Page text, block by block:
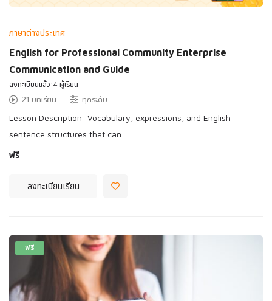
ภาษาต่างประเทศ
English for Professional Community Enterprise
Communication and Guide
ลงทะเบียนแล้ว:4 ผู้เรียน
21 บทเรียน ทุกระดับ
Lesson Description: Vocabulary, expressions, and English
sentence structures that can …
ฟรี
ลงทะเบียนเรียน
ฟรี